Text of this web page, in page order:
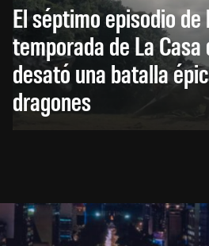
El séptimo episodio
temporada de La Casa
desató una batalla
dragones